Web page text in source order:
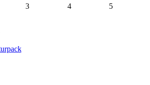
3 4 5